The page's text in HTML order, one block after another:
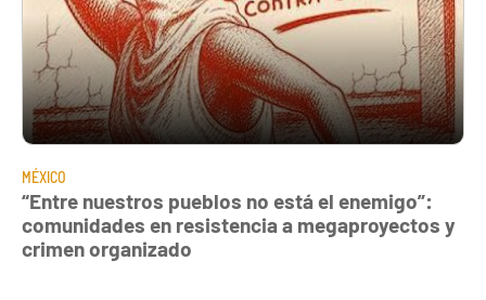
MÉXICO
“Entre nuestros pueblos no está el enemigo”:
comunidades en resistencia a megaproyectos y
crimen organizado